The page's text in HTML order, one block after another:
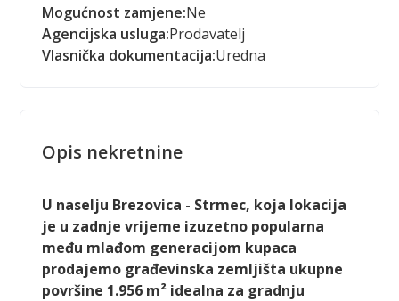
Mogućnost zamjene:Ne
Agencijska usluga:Prodavatelj
Vlasnička dokumentacija:Uredna
Opis nekretnine
U naselju Brezovica - Strmec, koja lokacija
je u zadnje vrijeme izuzetno popularna
među mlađom generacijom kupaca
prodajemo građevinska zemljišta ukupne
površine 1.956 m² idealna za gradnju